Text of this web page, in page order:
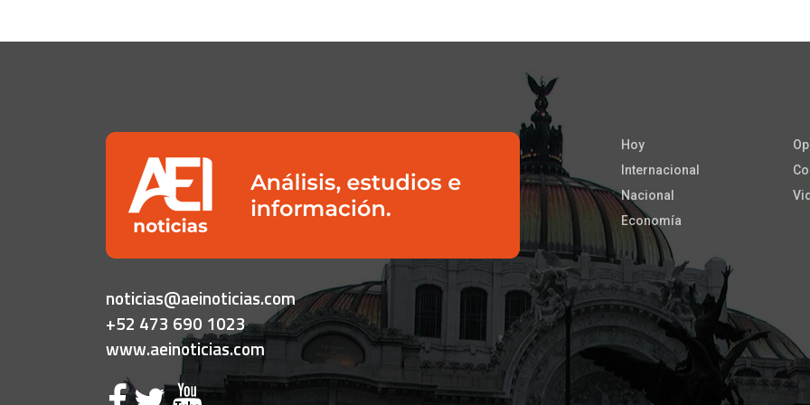
noticias@aeinoticias.com
+52 473 690 1023
www.aeinoticias.com
Hoy
Internacional
Nacional
Economía